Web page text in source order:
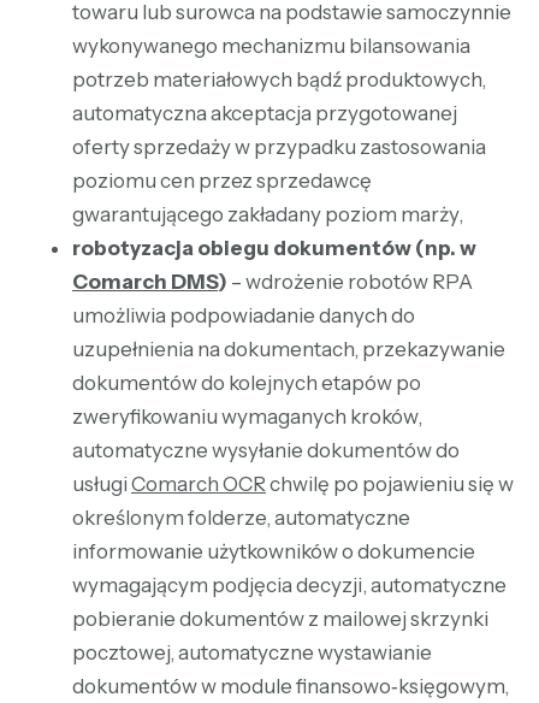
towaru lub surowca na podstawie samoczynnie
wykonywanego mechanizmu bilansowania
potrzeb materiałowych bądź produktowych,
automatyczna akceptacja przygotowanej
oferty sprzedaży w przypadku zastosowania
poziomu cen przez sprzedawcę
gwarantującego zakładany poziom marży,
robotyzacja obiegu dokumentów (np. w
Comarch DMS) – wdrożenie robotów RPA
umożliwia podpowiadanie danych do
uzupełnienia na dokumentach, przekazywanie
dokumentów do kolejnych etapów po
zweryfikowaniu wymaganych kroków,
automatyczne wysyłanie dokumentów do
usługi Comarch OCR chwilę po pojawieniu się w
określonym folderze, automatyczne
informowanie użytkowników o dokumencie
wymagającym podjęcia decyzji, automatyczne
pobieranie dokumentów z mailowej skrzynki
pocztowej, automatyczne wystawianie
dokumentów w module finansowo­‑księgowym,